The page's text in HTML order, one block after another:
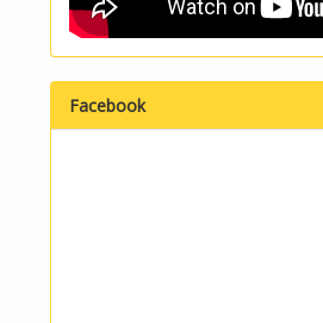
Facebook